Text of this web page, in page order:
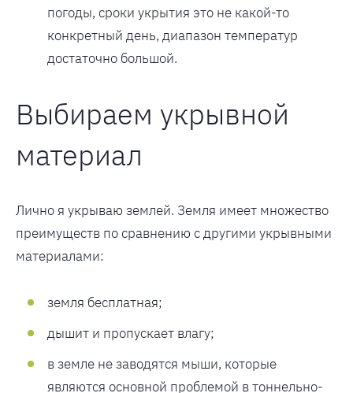
погоды, сроки укрытия это не какой-то
конкретный день, диапазон температур
достаточно большой.
Выбираем укрывной
материал
Лично я укрываю землей. Земля имеет множество
преимуществ по сравнению с другими укрывными
материалами:
земля бесплатная;
дышит и пропускает влагу;
в земле не заводятся мыши, которые
являются основной проблемой в тоннельно-